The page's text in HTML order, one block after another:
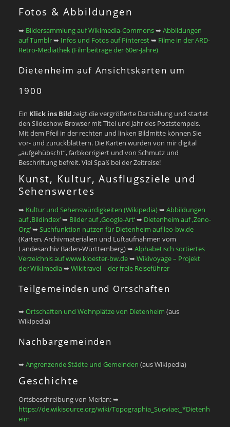
Fotos & Abbildungen
➥ Bildersammlung auf Wikimedia-Commons➥ Abbildungen
auf Tumblr➥ Infos und Fotos auf Pinterest➥ Filme in der ARD-
Retro-Mediathek (Filmbeiträge der 60er-Jahre)
Dietenheim auf Ansichtskarten um
1900
Ein Klick ins Bildzeigt die vergrößerte Darstellung und startet
den Slideshow-Browser mit Titel und Jahr des Poststempels.
Mit dem Pfeil in der rechten und linken Bildmitte können Sie
vor- und zurückblättern. Die Karten wurden von mir digital
„aufgehübscht“, farbkorrigiert und von Schmutz und
Beschriftung befreit. Viel Spaß bei der Zeitreise!
Kunst, Kultur, Ausflugsziele und
Sehenswertes
➥ Kultur und Sehenswürdigkeiten (Wikipedia)➥ Abbildungen
auf ‚Bildindex‘➥ Bilder auf ‚Google-Art‘➥ Dietenheim auf ‚Zeno-
Org‘➥ Suchfunktion nutzen für Dietenheim auf leo-bw.de
(Karten, Archivmaterialien und Luftaufnahmen vom
Landesarchiv Baden-Württemberg) ➥ Alphabetisch sortiertes
Verzeichnis auf www.kloester-bw.de➥ Wikivoyage – Projekt
der Wikimedia➥ Wikitravel – der freie Reiseführer
Teilgemeinden und Ortschaften
➥ Ortschaften und Wohnplätze von Dietenheim (aus
Wikipedia)
Nachbargemeinden
➥ Angrenzende Städte und Gemeinden (aus Wikipedia)
Geschichte
Ortsbeschreibung von Merian: ➥
https://de.wikisource.org/wiki/Topographia_Sueviae:_*Dietenh
eim